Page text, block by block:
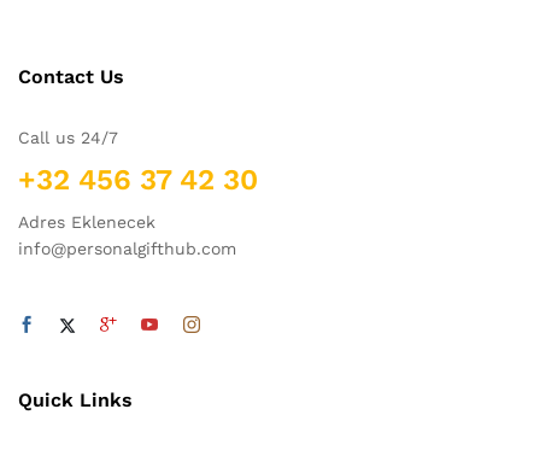
Contact Us
Call us 24/7
+32 456 37 42 30
Adres Eklenecek
info@personalgifthub.com
Quick Links